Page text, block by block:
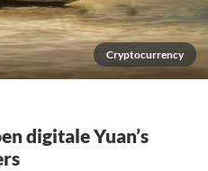
Cryptocurrency
digitale Yuan’s